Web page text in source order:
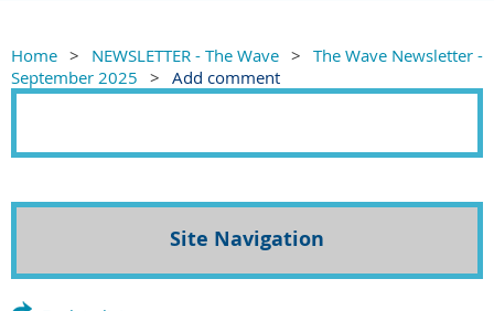
Home NEWSLETTER - The Wave
The Wave Newsletter -
September 2025
Add comment
Site Navigation